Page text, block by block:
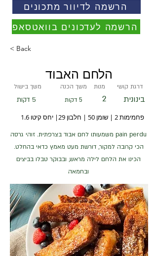
הרשמה לדיוור מתכונים
הרשמה לעדכונים בוואטסאפ
< Back
הלחם האבוד
משך הכנה מנות דרגת קושי משך בישול
בינונית 2 5 דקות
5 דקות
פחמימות 2 | שומן 50 | חלבון 29| יחס קיטו 1.6
pain perdu משמעותו לחם אבוד בצרפתית. זוהי גרסה
הכי קרובה למקור, דורשת מעט מאמץ כדאי בהחלט.
הכינו את הלחם לילה מראש, ובבוקר טבלו בביצים
ובחמאה